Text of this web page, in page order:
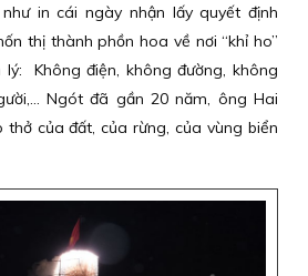
in cái ngày nhận lấy quyết định
thị thành phồn hoa về nơi “khỉ ho”
Không điện, không đường, không
Ngót đã gần 20 năm, ông Hai
thở của đất, của rừng, của vùng biển